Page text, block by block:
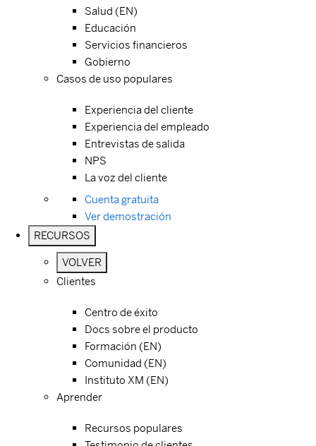
Salud (EN)
Educación
Servicios financieros
Gobierno
Casos de uso populares
Experiencia del cliente
Experiencia del empleado
Entrevistas de salida
NPS
La voz del cliente
Cuenta gratuita
Ver demostración
RECURSOS
VOLVER
Clientes
Centro de éxito
Docs sobre el producto
Formación (EN)
Comunidad (EN)
Instituto XM (EN)
Aprender
Recursos populares